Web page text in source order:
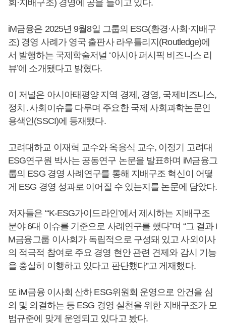
회·지배구조) 경영에 공을 들이고 있다.
iM금융은 2025년 9월8일 그룹의 ESG(환경·사회·지배구
조) 경영 사례가 영국 출판사 라우틀리지(Routledge)에
서 발행하는 국제학술저널 ‘아시아 퍼시픽 비즈니스 리
뷰’에 소개됐다고 밝혔다.
이 저널은 아시아태평양 지역 경제, 경영, 국제비즈니스,
정치․사회이슈를 다루며 주요한 국제 사회과학논문인
용색인(SSCI)에 등재됐다.
고려대하교 이재혁 교수와 옥용식 교수, 이정기 고려대
ESG연구원 박사는 공동연구 논문을 발표하며 iM금융그
룹의 ESG 경영 사례연구를 통해 지배구조 혁신이 어떻
게 ESG 경영 성과로 이어질 수 있는지를 논문에 담았다.
저자들은 “‘K-ESG가이드라인’에서 제시하는 지배구조
분야 6대 이슈를 기준으로 사례연구를 했다”며 “그 결과 i
M금융그룹 이사회가 독립적으로 구성돼 있고 사외이사
의 적극적 참여로 주요 경영 현안 관련 견제와 감시 기능
을 충실히 이행하고 있다고 판단했다”고 게재했다.
또 iM금융 이사회 산하 ESG위원회 운영으로 안건을 심
의 및 의결하는 등 ESG 경영 실천을 위한 지배구조가 모
범규준에 맞게 운영되고 있다고 봤다.